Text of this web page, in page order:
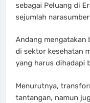
sebagai Peluang di
sejumlah
Andang mengatakan
di sektor kesehatan
yang harus dihadapi
Menurutnya,
tantangan, namun